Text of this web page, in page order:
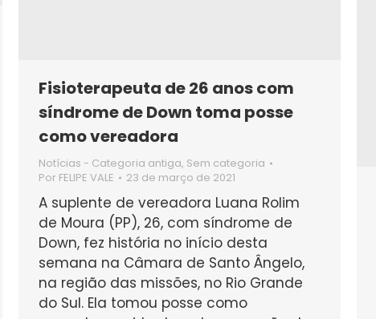
Fisioterapeuta de 26 anos com
síndrome de Down toma posse
como vereadora
Notícias - Categoria antiga, Sem categoria
Por FELIPE VALE 23 de março de 2021
A suplente de vereadora Luana Rolim
de Moura (PP), 26, com síndrome de
Down, fez história no início desta
semana na Câmara de Santo Ângelo,
na região das missões, no Rio Grande
do Sul. Ela tomou posse como